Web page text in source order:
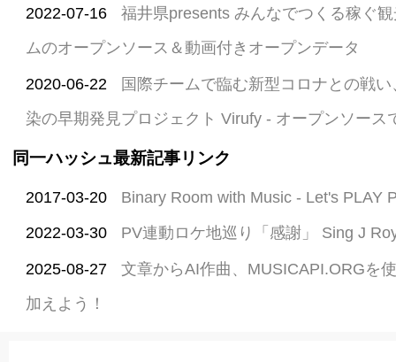
2022-07-16
福井県presents みんなでつくる稼ぐ
ムのオープンソース＆動画付きオープンデータ
2020-06-22
国際チームで臨む新型コロナとの戦
染の早期発見プロジェクト Virufy - オープンソース
同一ハッシュ最新記事リンク
2017-03-20 Binary Room with Music - Let's PLAY
2022-03-30 PV連動ロケ地巡り「感謝」 Sing J
2025-08-27
文章からAI作曲、MUSICAPI.ORGを
加えよう！